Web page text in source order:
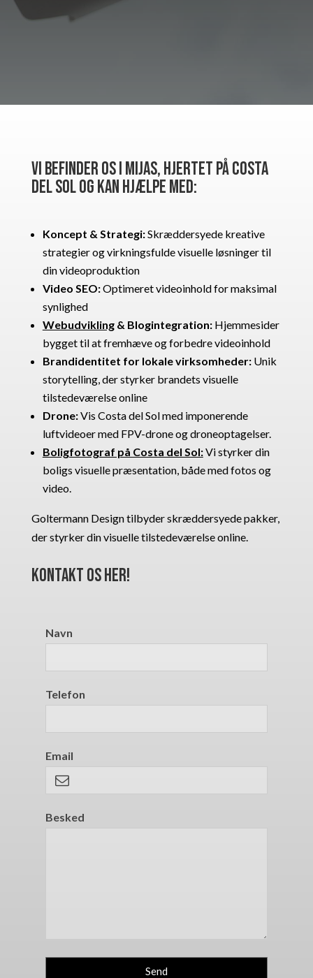
Vi befinder os i Mijas, hjertet på Costa
del Sol og kan hjælpe med:
Koncept & Strategi:Skræddersyede kreative
strategier og virkningsfulde visuelle løsninger til
din videoproduktion
Video SEO:Optimeret videoinhold for maksimal
synlighed
Webudvikling& Blogintegration:Hjemmesider
bygget til at fremhæve og forbedre videoinhold
Brandidentitet for lokale virksomheder:Unik
storytelling, der styrker brandets visuelle
tilstedeværelse online
Drone:Vis Costa del Sol med imponerende
luftvideoer med FPV-drone og droneoptagelser.
Boligfotograf på Costa del Sol:Vi styrker din
boligs visuelle præsentation, både med fotos og
video.
Goltermann Design tilbyder skræddersyede pakker,
der styrker din visuelle tilstedeværelse online.
Kontakt os her!
Navn
Telefon
Email
Besked
Send